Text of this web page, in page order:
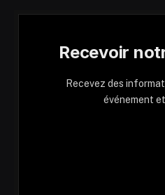
Recevoir
Recevez des
événement